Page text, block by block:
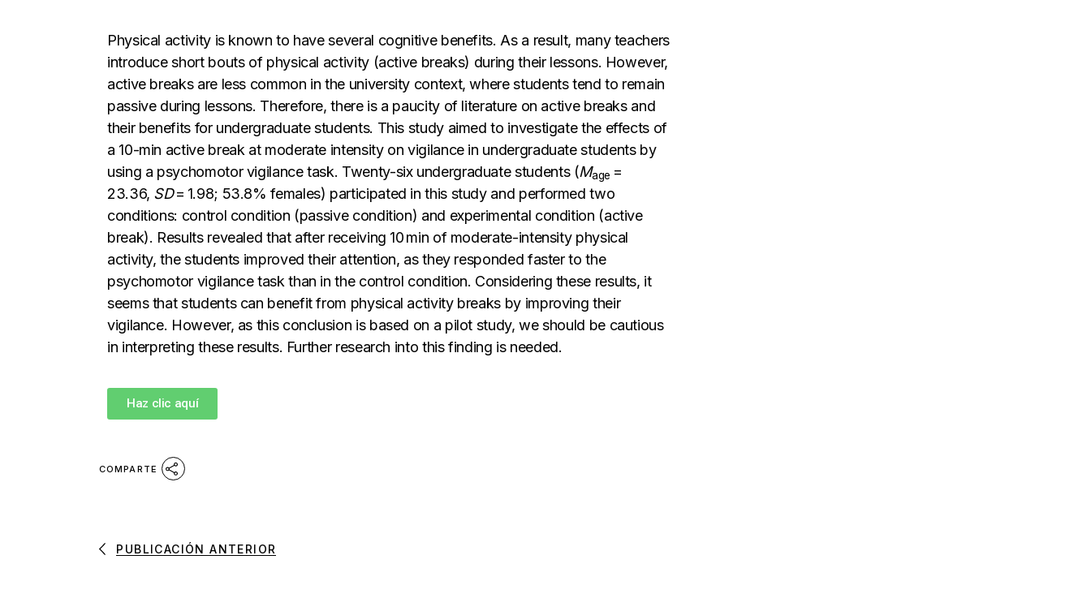
Physical activity is known to have several cognitive benefits. As a result, many teachers
introduce short bouts of physical activity (active breaks) during their lessons. However,
active breaks are less common in the university context, where students tend to remain
passive during lessons. Therefore, there is a paucity of literature on active breaks and
their benefits for undergraduate students. This study aimed to investigate the effects of
a 10-min active break at moderate intensity on vigilance in undergraduate students by
using a psychomotor vigilance task. Twenty-six undergraduate students (Mage =
23.36, SD= 1.98; 53.8% females) participated in this study and performed two
conditions: control condition (passive condition) and experimental condition (active
break). Results revealed that after receiving 10 min of moderate-intensity physical
activity, the students improved their attention, as they responded faster to the
psychomotor vigilance task than in the control condition. Considering these results, it
seems that students can benefit from physical activity breaks by improving their
vigilance. However, as this conclusion is based on a pilot study, we should be cautious
in interpreting these results. Further research into this finding is needed.
Haz clic aquí
COMPARTE
PUBLICACIÓN ANTERIOR